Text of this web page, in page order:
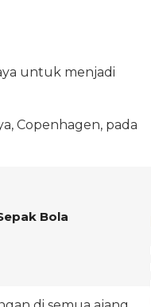
untuk menjadi
Copenhagen, pada
Bola